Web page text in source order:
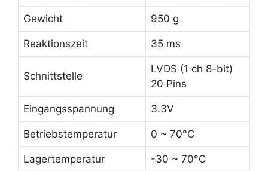
Gewicht 950 g
Reaktionszeit 35 ms
Schnittstelle
LVDS (1 ch 8-bit)
20 Pins
Eingangsspannung 3.3V
Betriebstemperatur 0 ~ 70°C
Lagertemperatur -30 ~ 70°C